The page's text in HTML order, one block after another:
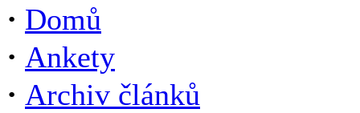
· Domů
· Ankety
· Archiv článků